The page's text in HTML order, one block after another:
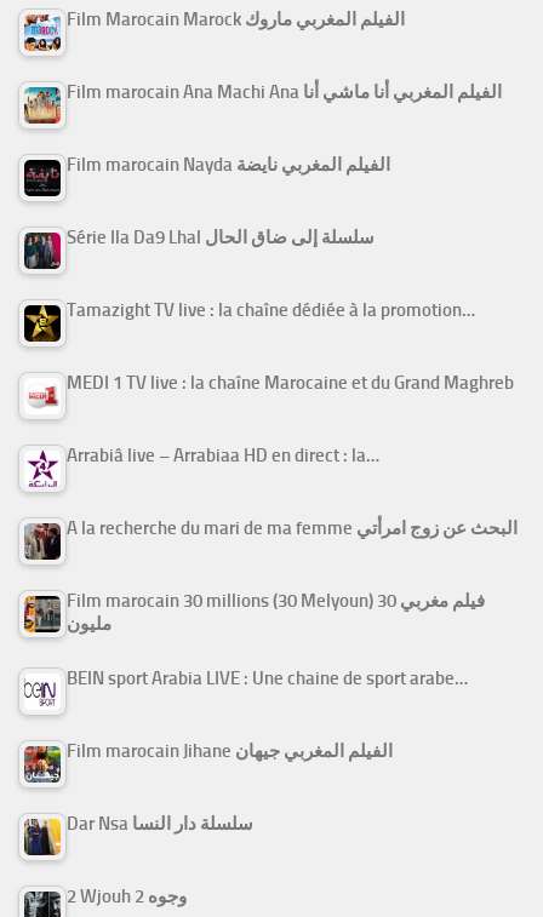
Film Marocain Marock الفيلم المغربي ماروك
Film marocain Ana Machi Ana الفيلم المغربي أنا ماشي أنا
Film marocain Nayda الفيلم المغربي نايضة
Série Ila Da9 Lhal سلسلة إلى ضاق الحال
Tamazight TV live : la chaîne dédiée à la promotion…
MEDI 1 TV live : la chaîne Marocaine et du Grand Maghreb
Arrabiâ live – Arrabiaa HD en direct : la…
A la recherche du mari de ma femme البحث عن زوج امرأتي
Film marocain 30 millions (30 Melyoun) فيلم مغربي 30
مليون
BEIN sport Arabia LIVE : Une chaine de sport arabe…
Film marocain Jihane الفيلم المغربي جيهان
Dar Nsa سلسلة دار النسا
2 Wjouh 2 وجوه